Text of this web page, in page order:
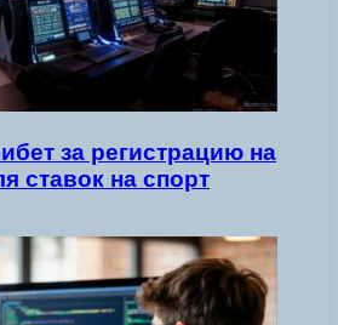
за регистрацию на
ставок на спорт